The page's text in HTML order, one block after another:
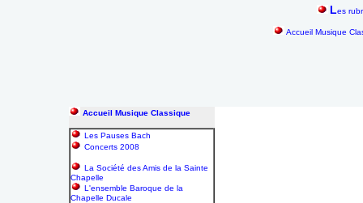
Les
Accueil Musique
Accueil Musique Classique
Les Pauses Bach
Concerts 2008
La Société des Amis de la Sainte
Chapelle
L'ensemble Baroque de la
Chapelle Ducale